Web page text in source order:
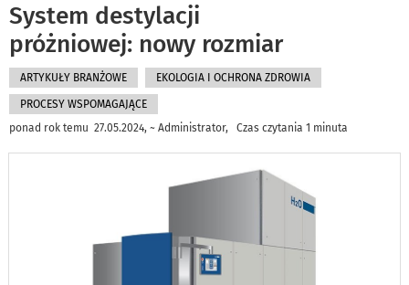
System destylacji
próżniowej: nowy rozmiar
ARTYKUŁY BRANŻOWE EKOLOGIA I OCHRONA ZDROWIA
PROCESY WSPOMAGAJĄCE
ponad rok temu 27.05.2024, ~ Administrator, Czas czytania 1 minuta